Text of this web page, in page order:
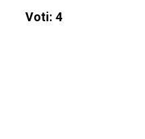
Voti: 4